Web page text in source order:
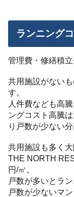
ランニング
管理費・修繕積
共用施設がない
す。
人件費なども高
ングコスト高騰
り戸数が少ない
共用施設も多く
THE NORTH
円/㎡。
戸数が多いとラ
戸数が少ないマ